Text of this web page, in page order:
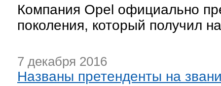
Компания Opel официально
поколения, который получил
7 декабря 2016
Названы претенденты на